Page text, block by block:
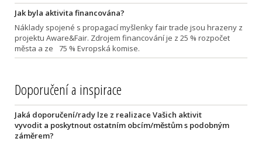
Jak byla aktivita financována?
Náklady spojené s propagací myšlenky fair trade jsou hrazeny z
projektu Aware&Fair. Zdrojem financování je z 25 % rozpočet
města a ze 75 % Evropská komise.
Doporučení a inspirace
Jaká doporučení/rady lze z realizace Vašich aktivit
vyvodit a poskytnout ostatním obcím/městům s podobným
záměrem?